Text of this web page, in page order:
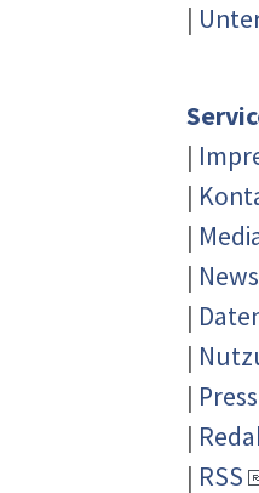
|
|
|
|
|
|
|
|
|
| RSS